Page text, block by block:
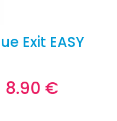
Exit EASY
8.90 €